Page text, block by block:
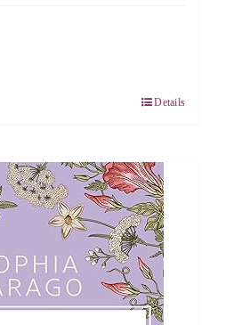
Details